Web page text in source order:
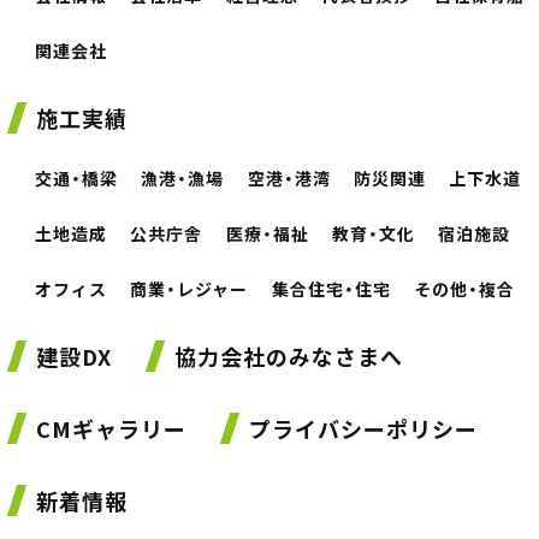
関連会社
施工実績
交通・橋梁 漁港・漁場 空港・港湾 防災関連 上下水道
土地造成 公共庁舎 医療・福祉 教育・文化 宿泊施設
オフィス 商業・レジャー 集合住宅・住宅 その他・複合
建設DX 協力会社のみなさまへ
CMギャラリー プライバシーポリシー
新着情報